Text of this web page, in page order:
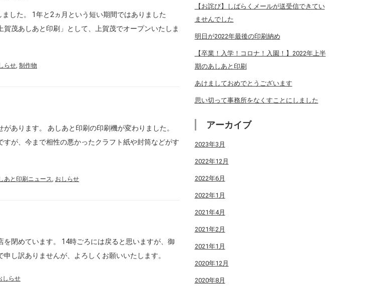
した。 1年と2ヵ月という短い期間ではありました
茂あしあと印刷」として、上賀茂でオープンいたしま
らせ, 制作物
あります。 あしあと印刷の印刷機が変わりました。
が、今まで相性の悪かったクラフト紙や封筒などがす
あと印刷ニュース, おしらせ
閉めています。 14時ごろには戻ると思いますが、御
し訳ありませんが、よろしくお願いいたします。
しらせ
【お詫び】しばらくメールが送受信できてい
ませんでした
明日が2022年最後の印刷納め
【卒業！入学！コロナ！入園！】2022年上半
期のあしあと印刷
あけましておめでとうございます
思い切って事務所をなくすことにしました
アーカイブ
2023年3月
2022年12月
2022年6月
2022年1月
2021年4月
2021年2月
2021年1月
2020年12月
2020年8月